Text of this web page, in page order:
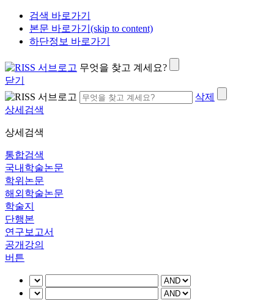
검색 바로가기
본문 바로가기(skip to content)
하단정보 바로가기
무엇을 찾고 계세요?
닫기
삭제
상세검색
상세검색
통합검색
국내학술논문
학위논문
해외학술논문
학술지
단행본
연구보고서
공개강의
버튼